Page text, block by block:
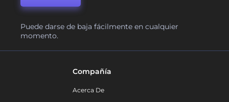
Puede darse de baja fácilmente en cualquier
momento.
Compañía
Acerca De